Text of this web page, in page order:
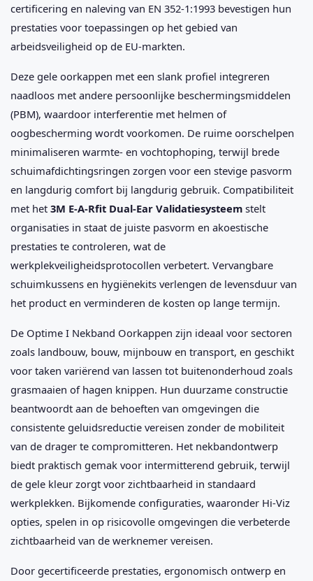
certificering en naleving van EN 352-1:1993 bevestigen hun
prestaties voor toepassingen op het gebied van
arbeidsveiligheid op de EU-markten.
Deze gele oorkappen met een slank profiel integreren
naadloos met andere persoonlijke beschermingsmiddelen
(PBM), waardoor interferentie met helmen of
oogbescherming wordt voorkomen. De ruime oorschelpen
minimaliseren warmte- en vochtophoping, terwijl brede
schuimafdichtingsringen zorgen voor een stevige pasvorm
en langdurig comfort bij langdurig gebruik. Compatibiliteit
met het 3M E-A-Rfit Dual-Ear Validatiesysteem stelt
organisaties in staat de juiste pasvorm en akoestische
prestaties te controleren, wat de
werkplekveiligheidsprotocollen verbetert. Vervangbare
schuimkussens en hygiënekits verlengen de levensduur van
het product en verminderen de kosten op lange termijn.
De Optime I Nekband Oorkappen zijn ideaal voor sectoren
zoals landbouw, bouw, mijnbouw en transport, en geschikt
voor taken variërend van lassen tot buitenonderhoud zoals
grasmaaien of hagen knippen. Hun duurzame constructie
beantwoordt aan de behoeften van omgevingen die
consistente geluidsreductie vereisen zonder de mobiliteit
van de drager te compromitteren. Het nekbandontwerp
biedt praktisch gemak voor intermitterend gebruik, terwijl
de gele kleur zorgt voor zichtbaarheid in standaard
werkplekken. Bijkomende configuraties, waaronder Hi-Viz
opties, spelen in op risicovolle omgevingen die verbeterde
zichtbaarheid van de werknemer vereisen.
Door gecertificeerde prestaties, ergonomisch ontwerp en